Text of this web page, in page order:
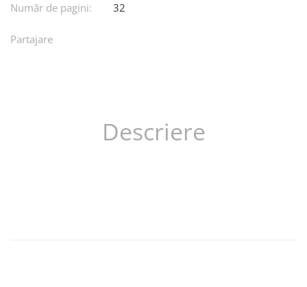
Număr de pagini:
32
Partajare
Descriere